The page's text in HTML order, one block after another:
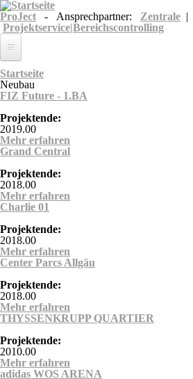
Direkt zum Inhalt
ProJect - Ansprechpartner: Zentrale |
Projektservice|Bereichscontrolling
Unternehmen
Leistungen
Referenzen
Karriere
Sie sind hier
Startseite
Neubau
FIZ Future - 1.BA
Projektende:
2019.00
Mehr erfahren
Grand Central
Projektende:
2018.00
Mehr erfahren
Charlie 01
Projektende:
2018.00
Mehr erfahren
Center Parcs Allgäu
Projektende:
2018.00
Mehr erfahren
THYSSENKRUPP QUARTIER
Projektende:
2010.00
Mehr erfahren
adidas WOS ARENA